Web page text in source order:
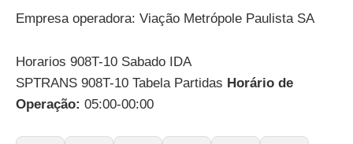
Empresa operadora: Viação Metrópole Paulista SA
Horarios 908T-10 Sabado IDA
SPTRANS 908T-10 Tabela Partidas Horário de
Operação: 05:00-00:00